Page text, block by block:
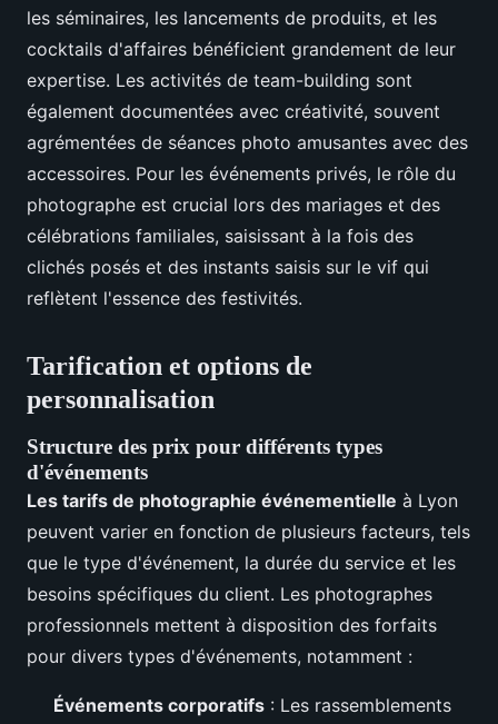
les séminaires, les lancements de produits, et les
cocktails d'affaires bénéficient grandement de leur
expertise. Les activités de team-building sont
également documentées avec créativité, souvent
agrémentées de séances photo amusantes avec des
accessoires. Pour les événements privés, le rôle du
photographe est crucial lors des mariages et des
célébrations familiales, saisissant à la fois des
clichés posés et des instants saisis sur le vif qui
reflètent l'essence des festivités.
Tarification et options de
personnalisation
Structure des prix pour différents types
d'événements
Les tarifs de photographie événementielle à Lyon
peuvent varier en fonction de plusieurs facteurs, tels
que le type d'événement, la durée du service et les
besoins spécifiques du client. Les photographes
professionnels mettent à disposition des forfaits
pour divers types d'événements, notamment :
Événements corporatifs : Les rassemblements